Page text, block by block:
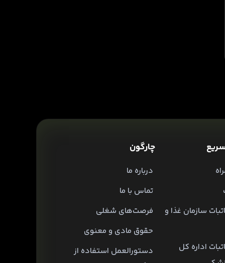
سازمان غذا و
اداره کل
چارگون
درباره ما
تماس با ما
فرصت‌های شغلی
حقوق مادی و معنوی
دستورالعمل استفاده از